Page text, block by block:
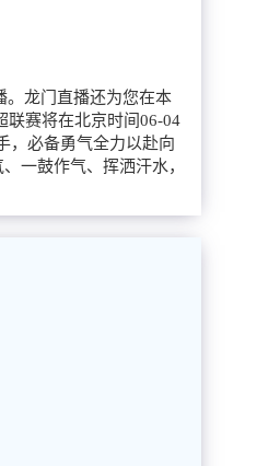
。龙门直播还为您在本
联赛将在北京时间06-04
，必备勇气全力以赴向
一鼓作气、挥洒汗水，